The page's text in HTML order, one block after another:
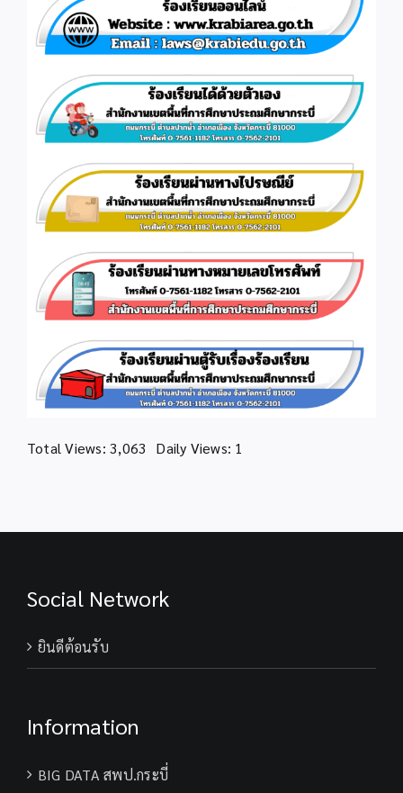
Total Views: 3,063 Daily Views: 1
Social Network
ยินดีต้อนรับ
Information
BIG DATA สพป.กระบี่